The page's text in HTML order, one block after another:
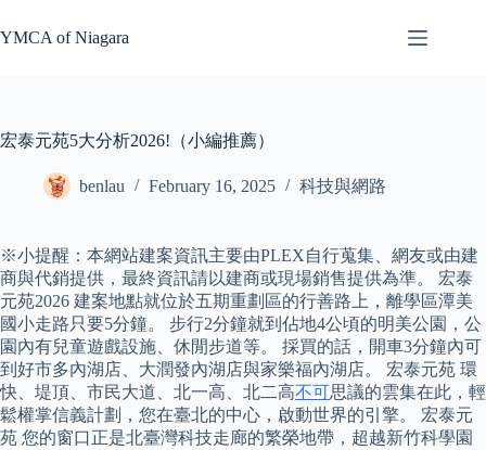
to
content
YMCA of Niagara
宏泰元苑5大分析2026!（小編推薦）
benlau February 16, 2025 科技與網路
※小提醒：本網站建案資訊主要由PLEX自行蒐集、網友或由建
商與代銷提供，最終資訊請以建商或現場銷售提供為準。 宏泰
元苑2026 建案地點就位於五期重劃區的行善路上，離學區潭美
國小走路只要5分鐘。 步行2分鐘就到佔地4公頃的明美公園，公
園內有兒童遊戲設施、休閒步道等。 採買的話，開車3分鐘內可
到好市多內湖店、大潤發內湖店與家樂福內湖店。 宏泰元苑 環
快、堤頂、市民大道、北一高、北二高不可思議的雲集在此，輕
鬆權掌信義計劃，您在臺北的中心，啟動世界的引擎。 宏泰元
苑 您的窗口正是北臺灣科技走廊的繁榮地帶，超越新竹科學園